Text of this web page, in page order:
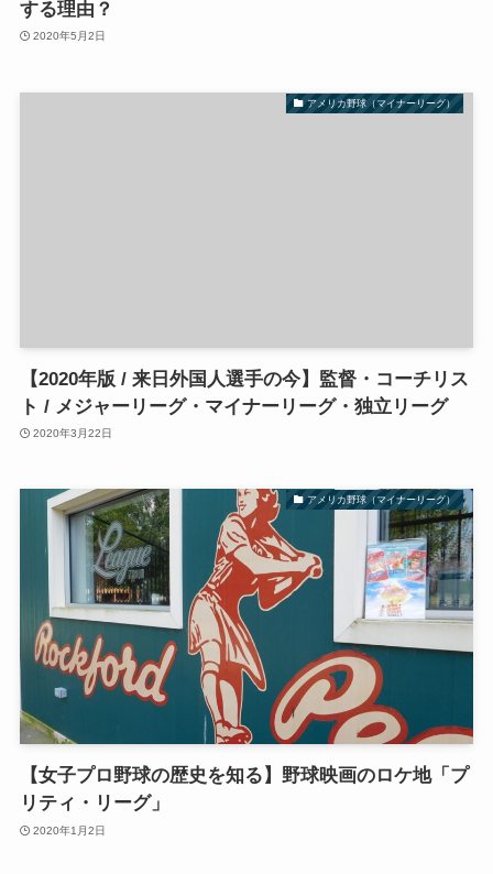
する理由？
2020年5月2日
アメリカ野球（マイナーリーグ）
【2020年版 / 来日外国人選手の今】監督・コーチリス
ト / メジャーリーグ・マイナーリーグ・独立リーグ
2020年3月22日
アメリカ野球（マイナーリーグ）
【女子プロ野球の歴史を知る】野球映画のロケ地「プ
リティ・リーグ」
2020年1月2日